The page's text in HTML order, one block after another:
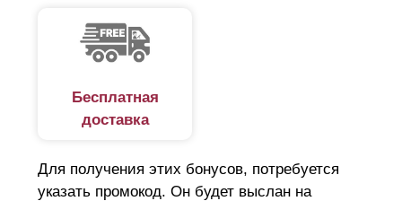
Бесплатная
доставка
Для получения этих бонусов, потребуется
указать промокод. Он будет выслан на